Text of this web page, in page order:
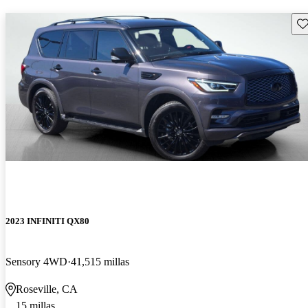
2023 INFINITI QX80
Sensory 4WD 41,515 millas
Roseville, CA